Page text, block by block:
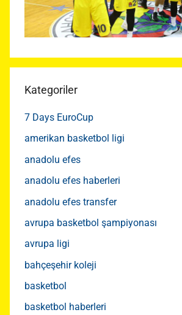
Kategoriler
7 Days EuroCup
amerikan basketbol ligi
anadolu efes
anadolu efes haberleri
anadolu efes transfer
avrupa basketbol şampiyonası
avrupa ligi
bahçeşehir koleji
basketbol
basketbol haberleri